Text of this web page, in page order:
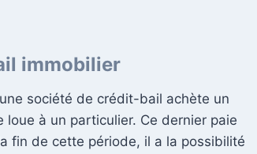
immobilier
société de crédit-bail achète un
à un particulier. Ce dernier paie
fin de cette période, il a la possibilité